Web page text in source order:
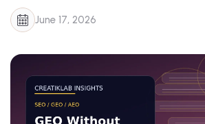
June 17, 2026